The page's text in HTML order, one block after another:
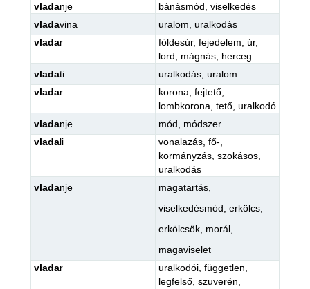
vladanje bánásmód viselkedés
vladavina uralom
uralkodás
vladar földesúr, fejedelem úr,
lord
mágnás, herceg
vladati uralkodás, uralom
vladar korona fejtető,
lombkorona tető, uralkodó
vladanje mód
módszer
vladali vonalazás, fő-
kormányzás, szokásos,
uralkodás
vladanje magatartás,
viselkedésmód erkölcs,
erkölcsök, morál,
magaviselet
vladar uralkodói, független
legfelső, szuverén